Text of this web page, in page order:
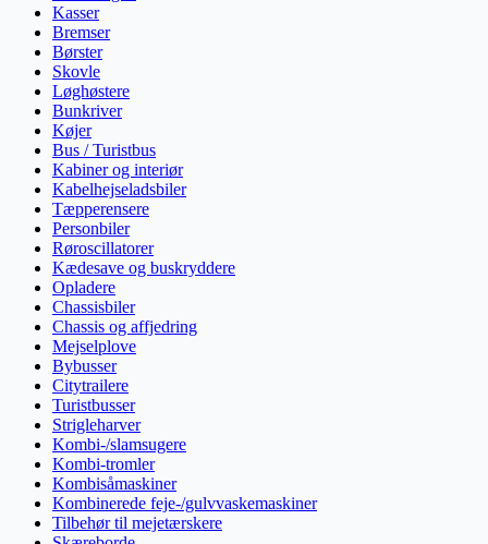
Kasser
Bremser
Børster
Skovle
Løghøstere
Bunkriver
Køjer
Bus / Turistbus
Kabiner og interiør
Kabelhejseladsbiler
Tæpperensere
Personbiler
Røroscillatorer
Kædesave og buskryddere
Opladere
Chassisbiler
Chassis og affjedring
Mejselplove
Bybusser
Citytrailere
Turistbusser
Strigleharver
Kombi-/slamsugere
Kombi-tromler
Kombisåmaskiner
Kombinerede feje-/gulvvaskemaskiner
Tilbehør til mejetærskere